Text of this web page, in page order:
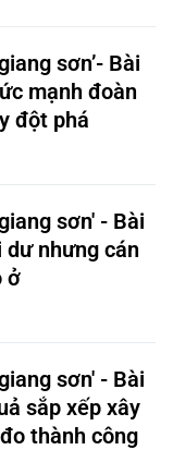
sơn’- Bài
mạnh đoàn
đột phá
sơn' - Bài
dư nhưng cán
ở
sơn' - Bài
sắp xếp xây
thành công